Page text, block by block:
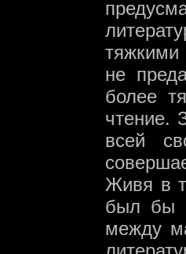
тяжкими
не
более
чтение.
всей
Живя в
был бы
между